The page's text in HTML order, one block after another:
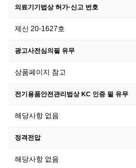
의료기기법상 허가·신고 번호
제신 20-1627호
광고사전심의필 유무
상품페이지 참고
전기용품안전관리법상 KC 인증 필 유무
해당사항 없음
정격전압
해당사항 없음